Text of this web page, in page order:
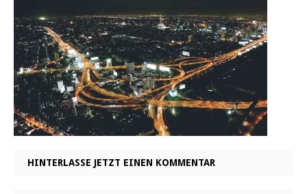
HINTERLASSE JETZT EINEN KOMMENTAR